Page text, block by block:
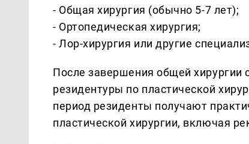
- Общая хирургия (обычно 5-7 лет);
- Ортопедическая хирургия;
- Лор-хирургия или другие
После завершения общей
резидентуры по пластической
период резиденты получают
пластической хирургии, включая